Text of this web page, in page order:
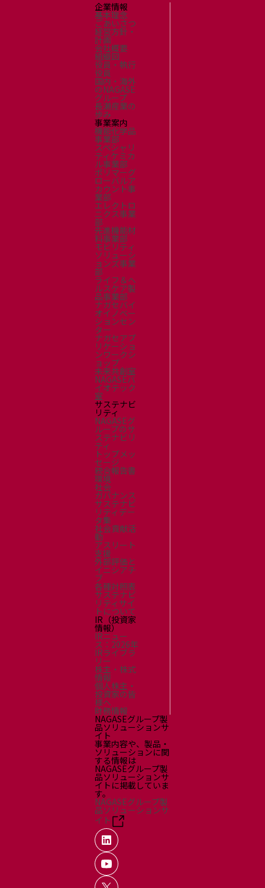
企業情報
基本理念
ごあいさつ
経営方針・
計画
会社概要
組織図
役員・執行
役員
国内・海外
のNAGASE
グループ
長瀬産業の
歩み
事業案内
機能化学品
事業部
スペシャリ
ティケミカ
ル事業部
ポリマーグ
ローバルア
カウント事
業部
エレクトロ
ニクス事業
部
先進機能材
料事業部
モビリティ
ソリューシ
ョンズ事業
部
ライフ＆ヘ
ルスケア製
品事業部
ナガセバイ
オイノベー
ションセン
ター
ナガセアプ
リケーショ
ンワークシ
ョップ
未来共創室
NAGASEバ
イオテック
室
サステナビ
リティ
NAGASEグ
ループのサ
ステナビリ
ティ
トップメッ
セージ
統合報告書
環境
社会
ガバナンス
サステナビ
リティデー
タ集
社会貢献活
動
アスリート
支援
外部評価と
イニシアチ
ブ
各種対照表
サステナビ
リティサイ
トについて
IR（投資家
情報）
IRニュー
ス：2026年
IRライブラ
リー
株主・株式
情報
個人株主・
投資家の皆
様へ
財務情報
NAGASEグループ製
品ソリューションサ
イト
事業内容や、製品・
ソリューションに関
する情報は
NAGASEグループ製
品ソリューションサ
イトに掲載していま
す。
NAGASEグループ製
品ソリューションサ
イト